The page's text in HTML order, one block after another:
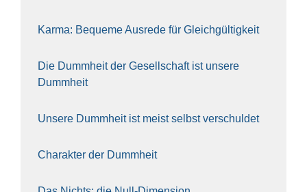
Kar­ma: Beque­me Aus­re­de für Gleich­gül­tig­keit
Die Dumm­heit der Gesell­schaft ist unse­re
Dumm­heit
Unse­re Dumm­heit ist meist selbst ver­schul­det
Cha­rak­ter der Dumm­heit